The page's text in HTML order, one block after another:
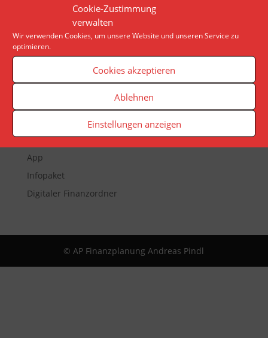
Cookie-Zustimmung
verwalten
Wir verwenden Cookies, um unsere Website und unseren Service zu
optimieren.
Cookies akzeptieren
Ablehnen
Einstellungen anzeigen
Seit viereinhalb Wochen ist der Leitindex im
Aufwärtstrend. Am Montag hat er sich zwar kaum
von der Stelle bewegt. Doch es gibt Signale, dass die
Rekordjagd durchaus noch weitergehen kann.
Reporting
App
Infopaket
Digitaler Finanzordner
© AP Finanzplanung Andreas Pindl